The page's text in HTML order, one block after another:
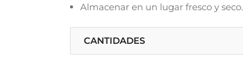
Almacenar en un lugar fresco y seco.
CANTIDADES